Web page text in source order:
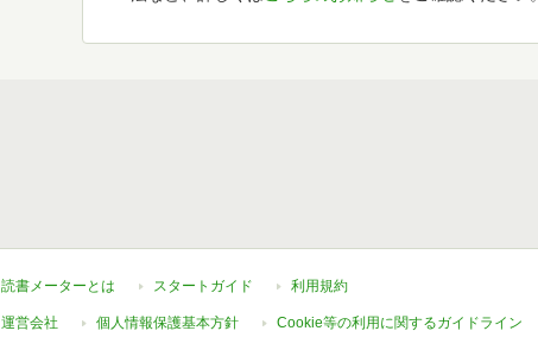
読書メーターとは スタートガイド 利用規約
運営会社 個人情報保護基本方針 Cookie等の利用に関するガイドライン